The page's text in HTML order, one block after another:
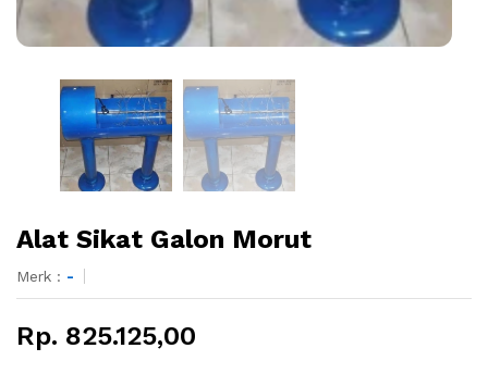
Alat Sikat Galon Morut
Merk : -
Rp. 825.125,00